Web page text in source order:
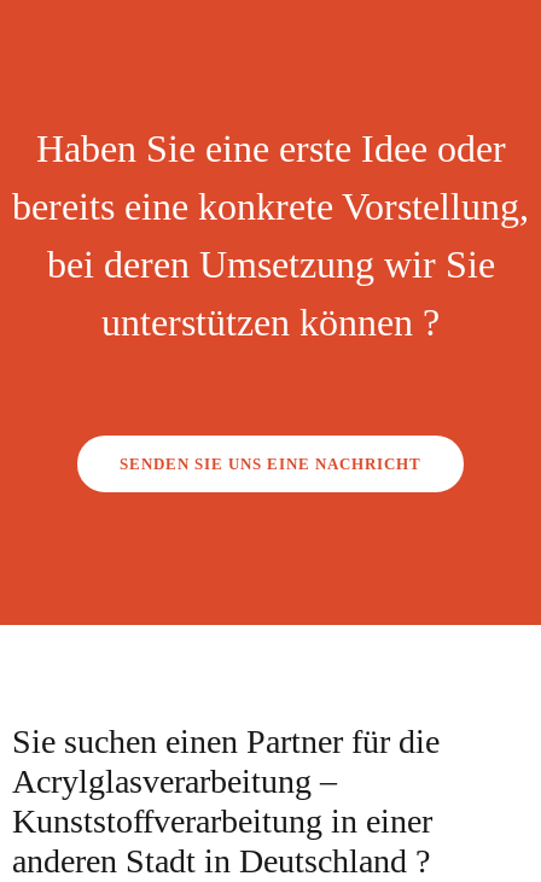
Haben Sie eine erste Idee oder
bereits eine konkrete Vorstellung,
bei deren Umsetzung wir Sie
unterstützen können ?
SENDEN SIE UNS EINE NACHRICHT
Sie suchen einen Partner für die
Acrylglasverarbeitung –
Kunststoffverarbeitung in einer
anderen Stadt in Deutschland ?